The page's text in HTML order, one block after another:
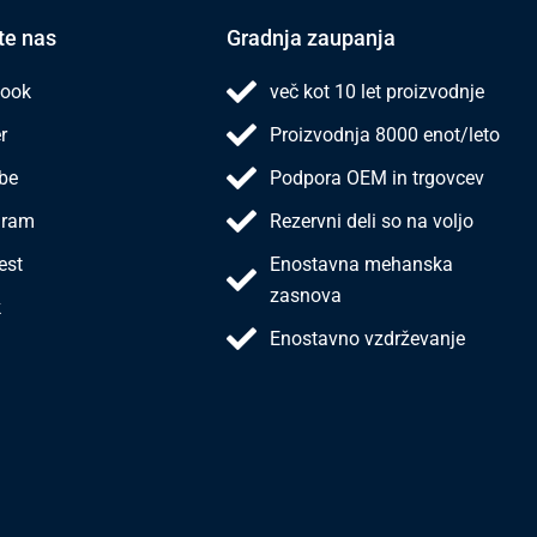
nas Gradnja zaupanja
več kot 10 let proizvodnje
Proizvodnja 8000 enot/leto
Podpora OEM in trgovcev
Rezervni deli so na voljo
Enostavna mehanska
zasnova
Enostavno vzdrževanje